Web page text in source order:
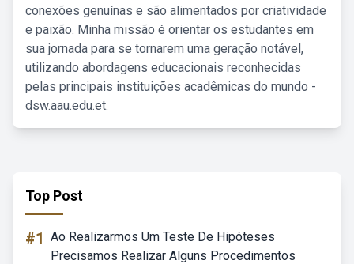
conexões genuínas e são alimentados por criatividade
e paixão. Minha missão é orientar os estudantes em
sua jornada para se tornarem uma geração notável,
utilizando abordagens educacionais reconhecidas
pelas principais instituições acadêmicas do mundo -
dsw.aau.edu.et.
Top Post
#1 Ao Realizarmos Um Teste De Hipóteses
Precisamos Realizar Alguns Procedimentos